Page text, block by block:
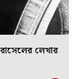
রাসেলের লেখার